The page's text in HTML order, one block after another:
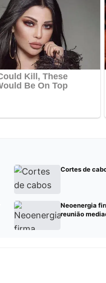
Cortes de
Neoenergia
reunião